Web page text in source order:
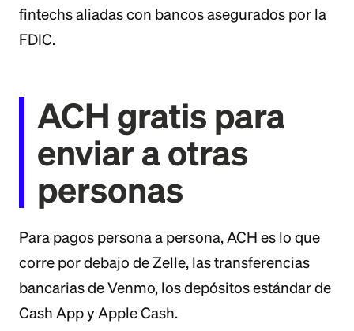
fintechs aliadas con bancos asegurados por la
FDIC.
ACH gratis para
enviar a otras
personas
Para pagos persona a persona, ACH es lo que
corre por debajo de Zelle, las transferencias
bancarias de Venmo, los depósitos estándar de
Cash App y Apple Cash.